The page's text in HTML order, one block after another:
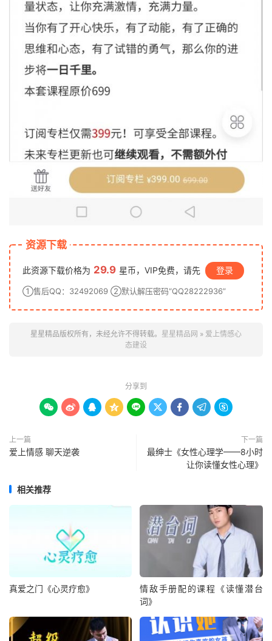
资源下载
此资源下载价格为 29.9 星币，VIP免费，请先 登录
①售后QQ：32492069 ②默认解压密码“QQ28222936”
星星精品版权所有，未经允许不得转载。 星星精品网 » 爱上情感心
态建设
分享到
        
上一篇
爱上情感 聊天逆袭
下一篇
最绅士《女性心理学——8小时
让你读懂女性心理》
相关推荐
真爱之门《心灵疗愈》
情敌手册配的课程《读懂潜台
词》